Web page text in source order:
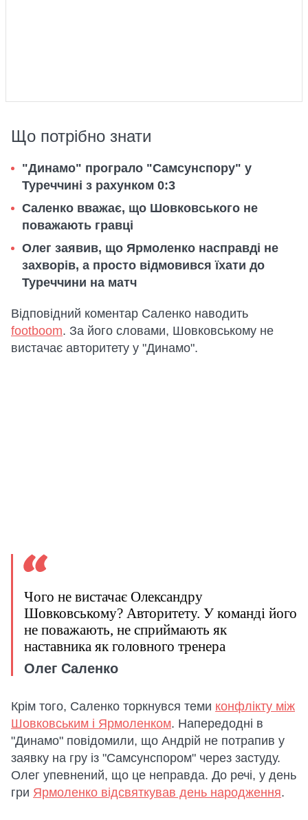
Що потрібно знати
"Динамо" програло "Самсунспору" у
Туреччині з рахунком 0:3
Саленко вважає, що Шовковського не
поважають гравці
Олег заявив, що Ярмоленко насправді не
захворів, а просто відмовився їхати до
Туреччини на матч
Відповідний коментар Саленко наводить
footboom. За його словами, Шовковському не
вистачає авторитету у "Динамо".
Чого не вистачає Олександру
Шовковському? Авторитету. У команді його
не поважають, не сприймають як
наставника як головного тренера
Олег Саленко
Крім того, Саленко торкнувся теми конфлікту між
Шовковським і Ярмоленком. Напередодні в
"Динамо" повідомили, що Андрій не потрапив у
заявку на гру із "Самсунспором" через застуду.
Олег упевнений, що це неправда. До речі, у день
гри Ярмоленко відсвяткував день народження.